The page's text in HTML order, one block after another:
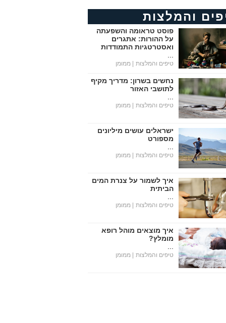
והמלצות
פוסט טראומה והשפעתה
על ההורות: אתגרים
ואסטרטגיות התמודדות
טיפים והמלצות | ממומן
נחשים בשרון: מדריך מקיף
לתושבי האזור
טיפים והמלצות | ממומן
ישראלים עושים מיליונים
מספורט
טיפים והמלצות | ממומן
איך לשמור על צנרת המים
הביתית
טיפים והמלצות | ממומן
איך מוצאים מוהל רופא
מומלץ?
טיפים והמלצות | ממומן